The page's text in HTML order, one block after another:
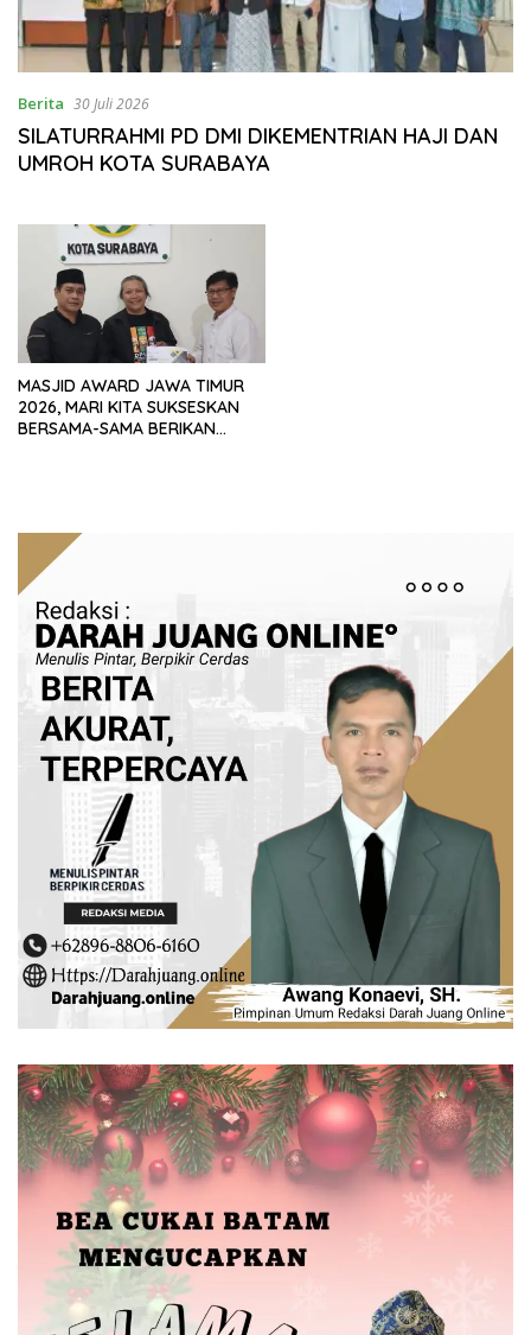
Berita 30 Juli 2026
SILATURRAHMI PD DMI DIKEMENTRIAN HAJI DAN
UMROH KOTA SURABAYA
MASJID AWARD JAWA TIMUR
2026, MARI KITA SUKSESKAN
BERSAMA-SAMA BERIKAN